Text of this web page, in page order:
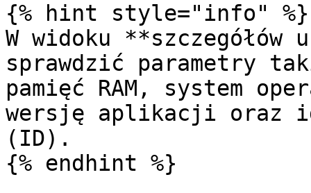
{% hint style="info" %}
W widoku **szczegółów
sprawdzić parametry
pamięć RAM, system
wersję aplikacji oraz
(ID).
{% endhint %}